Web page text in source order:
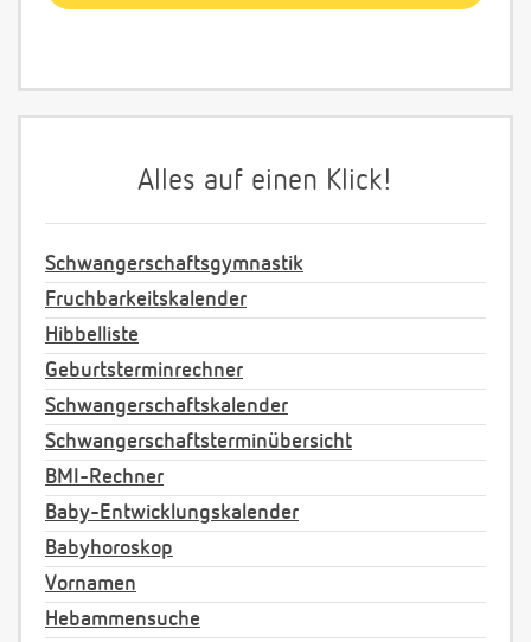
Alles auf einen Klick!
Schwangerschaftsgymnastik
Fruchbarkeitskalender
Hibbelliste
Geburtsterminrechner
Schwangerschaftskalender
Schwangerschaftsterminübersicht
BMI-Rechner
Baby-Entwicklungskalender
Babyhoroskop
Vornamen
Hebammensuche